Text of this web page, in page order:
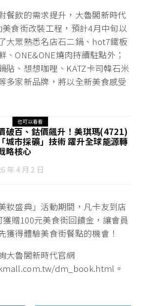
餐飲的需求提升，大魯閣新時代
食街改裝工程，預計4月中旬以
大眾熟悉名店石二鍋、hot7鐵板
、ONE&ONE燒肉持續駐點外；
貼、想想咖哩、KATZ卡司韓石米
多家新品牌，將以全新美食感受
也可以看看
破百、鈷價飆升！美琪瑪(4721)
城市採礦」技術 躍升全球能源轉
略核心
年 4 月 2 日
妝盛典」活動期間，凡卡友到店
贈100元美食街回饋金，讓會員
獲得體驗美食街餐點的機會！
大魯閣新時代官網
dm_book.html。